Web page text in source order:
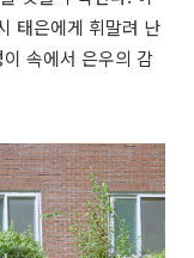
태은에게 휘말려 난
속에서 은우의 감